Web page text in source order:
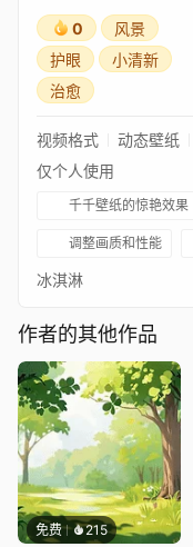
0
风景
护眼
小清新
治愈
视频格式 动态壁纸
仅个人使用
千千壁纸的惊艳效果
调整画质和性能
冰淇淋
作者的其他作品
免费 215